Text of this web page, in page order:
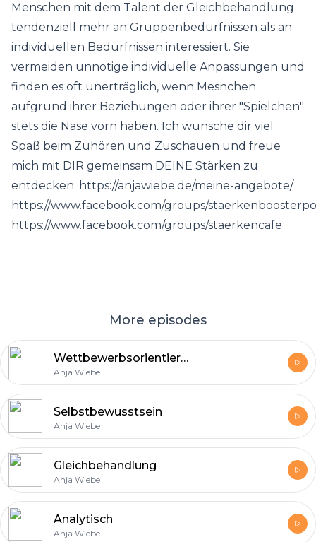
Menschen mit dem Talent der Gleichbehandlung
tendenziell mehr an Gruppenbedürfnissen als an
individuellen Bedürfnissen interessiert. Sie
vermeiden unnötige individuelle Anpassungen und
finden es oft unerträglich, wenn Mesnchen
aufgrund ihrer Beziehungen oder ihrer "Spielchen"
stets die Nase vorn haben. Ich wünsche dir viel
Spaß beim Zuhören und Zuschauen und freue
mich mit DIR gemeinsam DEINE Stärken zu
entdecken. https://anjawiebe.de/meine-angebote/
https://www.facebook.com/groups/
https://www.facebook.com/groups/staerkencafe
More episodes
Wettbewerbsorientierung
Anja Wiebe
Selbstbewusstsein
Anja Wiebe
Gleichbehandlung
Anja Wiebe
Analytisch
Anja Wiebe